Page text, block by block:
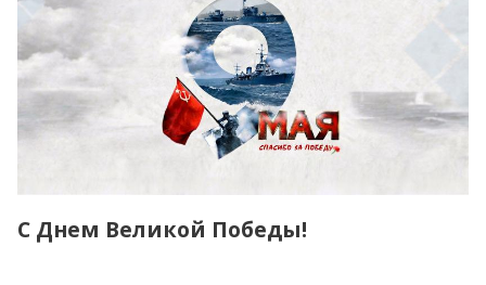
С Днем Великой Победы!